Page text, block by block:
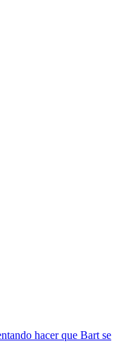
hacer que Bart se